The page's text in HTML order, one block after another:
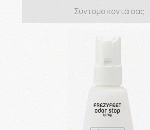
Σύντομα κοντά σας